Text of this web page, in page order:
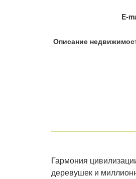
E-
Описание
Гармония
деревушек и